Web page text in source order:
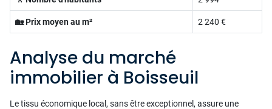
🏡 Prix moyen au m² 2 240 €
Analyse du marché
immobilier à Boisseuil
Le tissu économique local, sans être exceptionnel, assure une